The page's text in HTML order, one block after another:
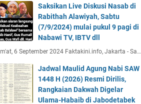
Saksikan Live Diskusi Nasab di
Rabithah Alawiyah, Sabtu
(7/9/2024) mulai pukul 9 pagi di
Nabawi TV, IBTV dll
6 September 2024 Faktakini.info, Jakarta - Sa…
Jadwal Maulid Agung Nabi SAW
1448 H (2026) Resmi Dirilis,
Rangkaian Dakwah Digelar
Ulama-Habaib di Jabodetabek